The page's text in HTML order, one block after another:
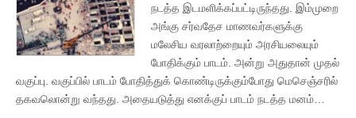
நடத்த இடமளிக்கப்பட்டிருந்தது. இம்முறை
அங்கு சர்வதேச மாணவர்களுக்கு
மலேசிய வரலாற்றையும் அரசியலையும்
போதிக்கும் பாடம். அன்று அதுதான் முதல்
வகுப்பு. வகுப்பில் பாடம் போதித்துக் கொண்டிருக்கும்போது மெசெஞ்சரில்
தகவலொன்று வந்தது. அதையடுத்து எனக்குப் பாடம் நடத்த மனம்…